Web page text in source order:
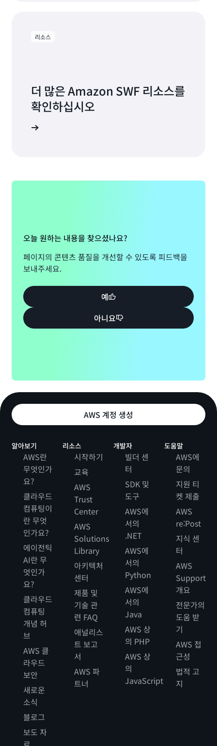
프라이빗 데이터 센터에서 실행하면서도 애플리케이
여 구축한 다양한 애플리케이션 및 시스템은 AWS 사
례 연구를 참조하십시오.
리소스
더 많은 Amazon SWF 리소스를
확인하십시오
오늘 원하는 내용을 찾으셨나요?
페이지의 콘텐츠 품질을 개선할 수 있도록 피드백을
보내주세요.
예
아니요
AWS 계정 생성
알아보기
AWS란
무엇인가
요?
클라우드
컴퓨팅이
란 무엇
인가요?
에이전틱
AI란 무
엇인가
요?
클라우드
컴퓨팅
개념 허
브
AWS 클
라우드
보안
새로운
소식
블로그
보도 자
리소스
시작하기
교육
AWS
Trust
Center
AWS
Solutions
Library
아키텍처
센터
제품 및
기술 관
련 FAQ
애널리스
트 보고
서
AWS 파
트너
개발자
빌더 센
터
SDK 및
도구
AWS에
서의
.NET
AWS에
서의
Python
AWS에
서의
Java
AWS 상
의 PHP
AWS 상
의
JavaScript
도움말
AWS에
문의
지원 티
켓 제출
AWS
re:Post
지식 센
터
AWS
Support
개요
전문가의
도움 받
기
AWS 접
근성
법적 고
지